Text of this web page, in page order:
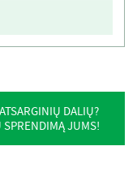
DALIŲ?
JUMS!